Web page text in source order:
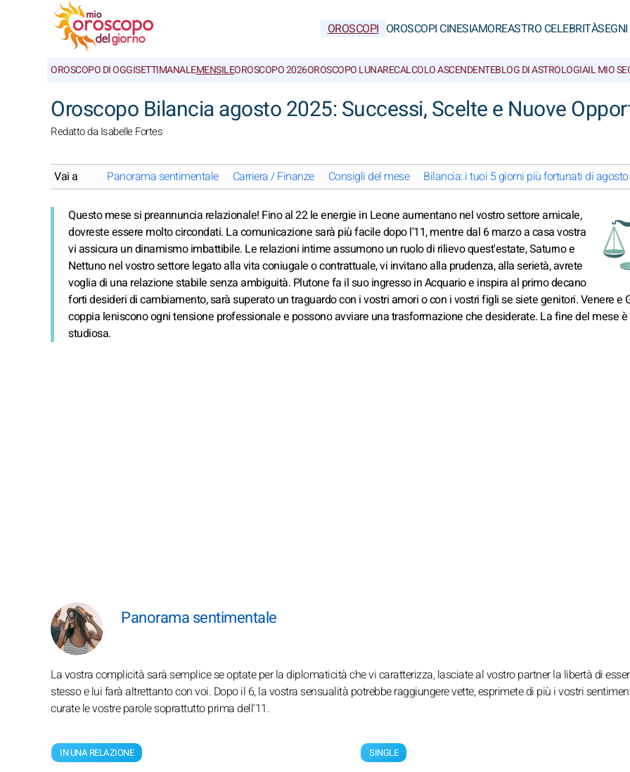
OROSCOPI OROSCOPI CINESIAMOREASTRO CELEBRITÀ
OROSCOPO DI OGGISETTIMANALEMENSILEOROSCOPO 2026OROSCOPO LUNARECALCOLO ASCENDENTEBLOG DI ASTROLOGIAIL MIO
Oroscopo Bilancia agosto 2025: Successi, Scelte e Nuove
Redatto da Isabelle Fortes
Vai a Panorama sentimentale Carriera / Finanze Consigli del mese Bilancia: i tuoi 5 giorni più fortunati di
Questo mese si preannuncia relazionale! Fino al 22 le energie in Leone aumentano nel vostro settore amicale,
dovreste essere molto circondati. La comunicazione sarà più facile dopo l'11, mentre dal 6 marzo a casa vostra
vi assicura un dinamismo imbattibile. Le relazioni intime assumono un ruolo di rilievo quest'estate, Saturno e
Nettuno nel vostro settore legato alla vita coniugale o contrattuale, vi invitano alla prudenza, alla serietà, avrete
voglia di una relazione stabile senza ambiguità. Plutone fa il suo ingresso in Acquario e inspira al primo decano
forti desideri di cambiamento, sarà superato un traguardo con i vostri amori o con i vostri figli se siete genitori. Venere e
coppia leniscono ogni tensione professionale e possono avviare una trasformazione che desiderate. La fine del mese è
studiosa.
Panorama sentimentale
La vostra complicità sarà semplice se optate per la diplomaticità che vi caratterizza, lasciate al vostro partner la libertà di
stesso e lui farà altrettanto con voi. Dopo il 6, la vostra sensualità potrebbe raggiungere vette, esprimete di più i vostri
curate le vostre parole soprattutto prima dell'11.
IN UNA RELAZIONE SINGLE